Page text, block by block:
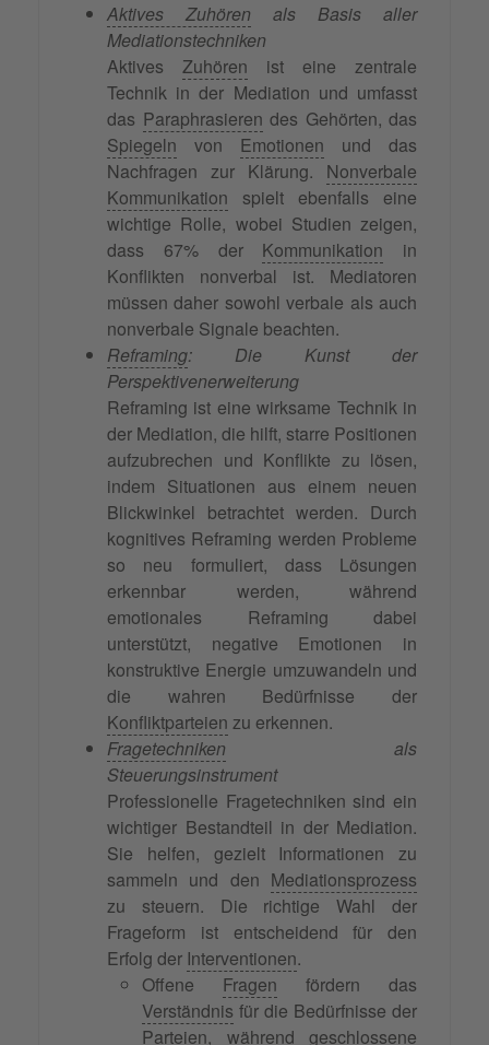
Aktives Zuhören als Basis aller
Mediationstechniken
Aktives Zuhören ist eine zentrale
Technik in der Mediation und umfasst
das Paraphrasieren des Gehörten, das
Spiegeln von Emotionen und das
Nachfragen zur Klärung. Nonverbale
Kommunikation spielt ebenfalls eine
wichtige Rolle, wobei Studien zeigen,
dass 67% der Kommunikation in
Konflikten nonverbal ist. Mediatoren
müssen daher sowohl verbale als auch
nonverbale Signale beachten.
Reframing: Die Kunst der
Perspektivenerweiterung
Reframing ist eine wirksame Technik in
der Mediation, die hilft, starre Positionen
aufzubrechen und Konflikte zu lösen,
indem Situationen aus einem neuen
Blickwinkel betrachtet werden. Durch
kognitives Reframing werden Probleme
so neu formuliert, dass Lösungen
erkennbar werden, während
emotionales Reframing dabei
unterstützt, negative Emotionen in
konstruktive Energie umzuwandeln und
die wahren Bedürfnisse der
Konfliktparteien zu erkennen.
Fragetechniken als
Steuerungsinstrument
Professionelle Fragetechniken sind ein
wichtiger Bestandteil in der Mediation.
Sie helfen, gezielt Informationen zu
sammeln und den Mediationsprozess
zu steuern. Die richtige Wahl der
Frageform ist entscheidend für den
Erfolg der Interventionen.
Offene Fragen fördern das
Verständnis für die Bedürfnisse der
Parteien, während geschlossene